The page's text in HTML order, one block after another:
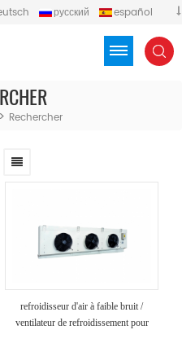
русский
español
> Rechercher
refroidisseur d'air à faible bruit /
ventilateur de refroidissement pour